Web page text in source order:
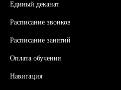
Единый деканат
Расписание звонков
Расписание занятий
Оплата обучения
Навигация